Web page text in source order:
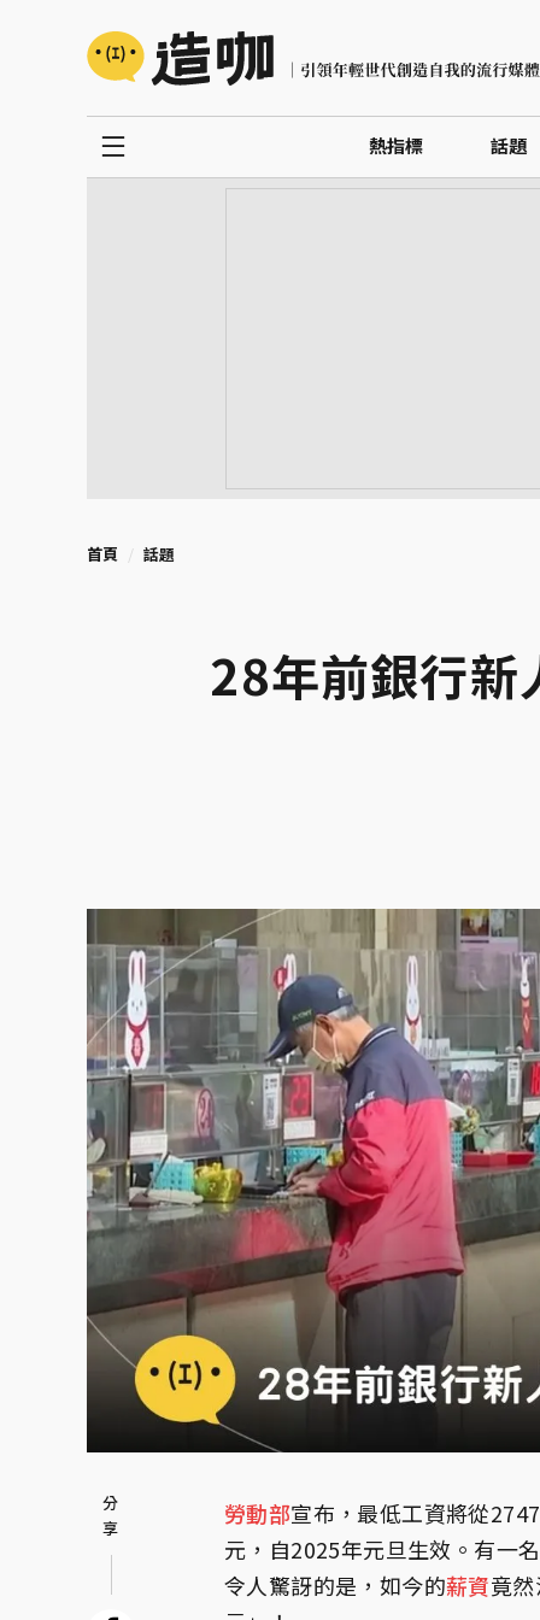
熱指標 話題
首頁 話題
28年前銀行新
勞動部宣布，最低工資將從
元，自2025年元旦生效。有一
令人驚訝的是，如今的薪資竟